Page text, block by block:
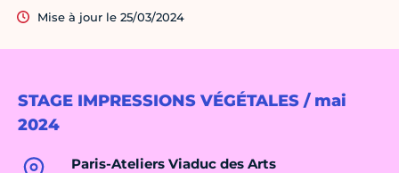
STAGE IMPRESSIONS VÉGÉTALES / mai
2024
Paris-Ateliers Viaduc des Arts
Mise à jour le 25/03/2024